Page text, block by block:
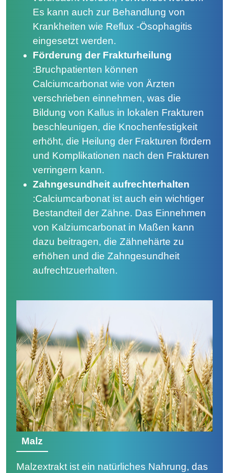
Es kann auch zur Behandlung von
Krankheiten wie Reflux -Ösophagitis
eingesetzt werden.
Förderung der Frakturheilung
:Bruchpatienten können
Calciumcarbonat wie von Ärzten
verschrieben einnehmen, was die
Bildung von Kallus in lokalen Frakturen
beschleunigen, die Knochenfestigkeit
erhöht, die Heilung der Frakturen fördern
und Komplikationen nach den Frakturen
verringern kann.
Zahngesundheit aufrechterhalten
:Calciumcarbonat ist auch ein wichtiger
Bestandteil der Zähne. Das Einnehmen
von Kalziumcarbonat in Maßen kann
dazu beitragen, die Zähnehärte zu
erhöhen und die Zahngesundheit
aufrechtzuerhalten.
Malz
Malzextrakt ist ein natürliches Nahrung, das